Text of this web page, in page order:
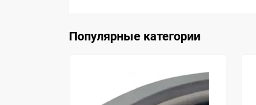
Популярные категории